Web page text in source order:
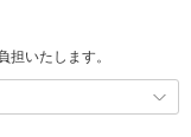
いたします。